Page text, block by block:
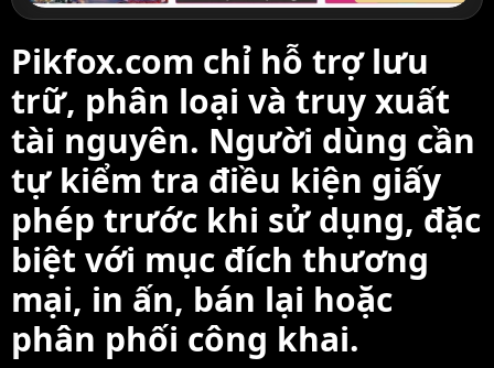
Pikfox.com chỉ hỗ trợ lưu
trữ, phân loại và truy xuất
tài nguyên. Người dùng cần
tự kiểm tra điều kiện giấy
phép trước khi sử dụng, đặc
biệt với mục đích thương
mại, in ấn, bán lại hoặc
phân phối công khai.